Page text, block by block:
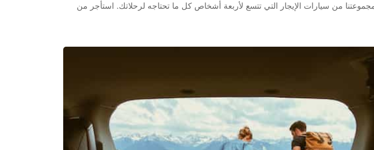
من سيارات الإيجار التي تتسع لأربعة أشخاص كل ما تحتاجه لرحلاتك. استأجر من